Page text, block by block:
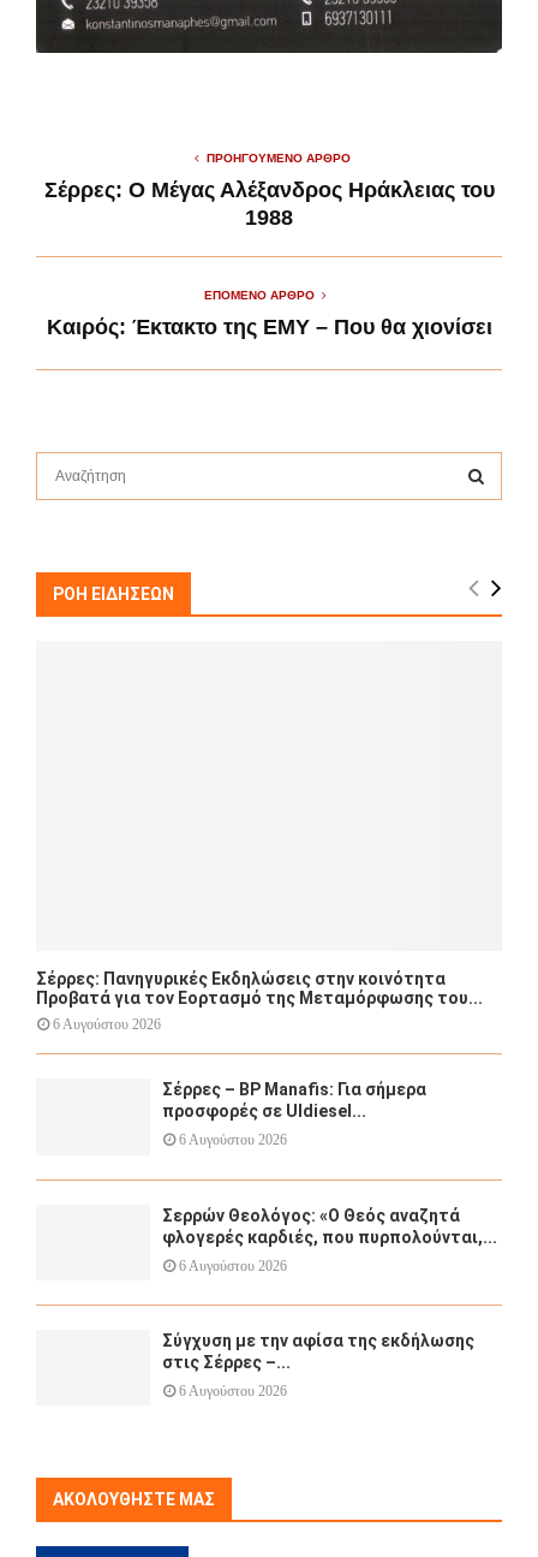
ΠΡΟΗΓΟΎΜΕΝΟ ΆΡΘΡΟ
Σέρρες: Ο Μέγας Αλέξανδρος Ηράκλειας του
1988
ΕΠΌΜΕΝΟ ΆΡΘΡΟ
Καιρός: Έκτακτο της ΕΜΥ – Που θα χιονίσει
f
A
ΡΟΗ ΕΙΔΗΣΕΩΝ
Σέρρες: Πανηγυρικές Εκδηλώσεις στην κοινότητα
Προβατά για τον Εορτασμό της Μεταμόρφωσης του...
6 Αυγούστου 2026
Σέρρες – BP Manafis: Για σήμερα
προσφορές σε Uldiesel...
6 Αυγούστου 2026
Σερρών Θεολόγος: «Ο Θεός αναζητά
φλογερές καρδιές, που πυρπολούνται,...
6 Αυγούστου 2026
Σύγχυση με την αφίσα της εκδήλωσης
στις Σέρρες –...
6 Αυγούστου 2026
ΑΚΟΛΟΥΘΉΣΤΕ ΜΑΣ